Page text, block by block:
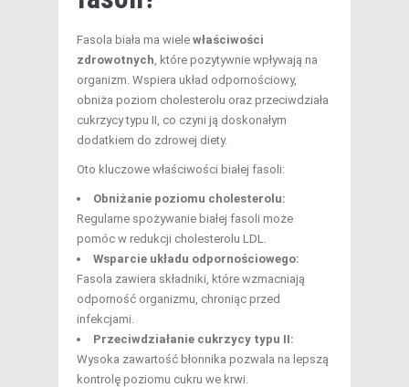
Fasola biała ma wiele właściwości
zdrowotnych, które pozytywnie wpływają na
organizm. Wspiera układ odpornościowy,
obniża poziom cholesterolu oraz przeciwdziała
cukrzycy typu II, co czyni ją doskonałym
dodatkiem do zdrowej diety.
Oto kluczowe właściwości białej fasoli:
Obniżanie poziomu cholesterolu:
Regularne spożywanie białej fasoli może
pomóc w redukcji cholesterolu LDL.
Wsparcie układu odpornościowego:
Fasola zawiera składniki, które wzmacniają
odporność organizmu, chroniąc przed
infekcjami.
Przeciwdziałanie cukrzycy typu II:
Wysoka zawartość błonnika pozwala na lepszą
kontrolę poziomu cukru we krwi.